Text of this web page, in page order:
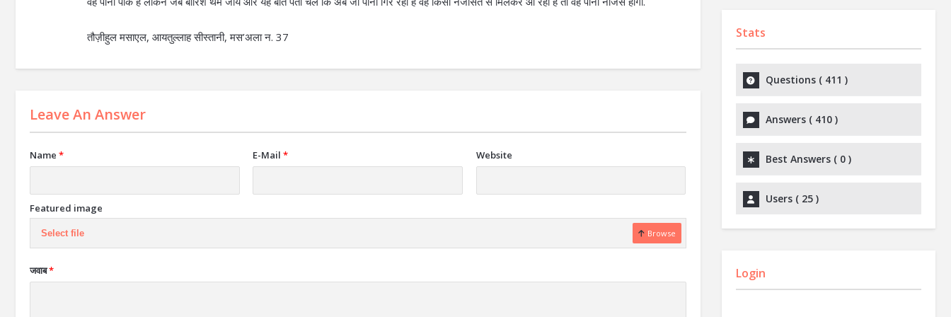
तौज़ीहुल मसाएल, आयतुल्लाह सीस्तानी, मस’अला न. 37
Leave An Answer
Name * E-Mail * Website
Featured image
Select file Browse
जवाब*
Stats
Questions ( 411 )
Answers ( 410)
Best Answers ( 0)
Users ( 25)
Login